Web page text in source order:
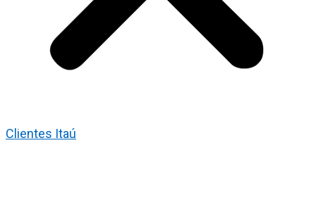
Clientes Itaú